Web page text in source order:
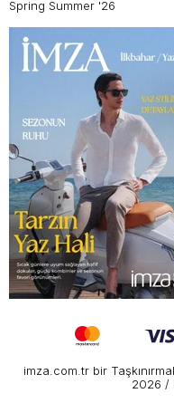
Spring Summer '26
imza.com.tr bir
2026 /